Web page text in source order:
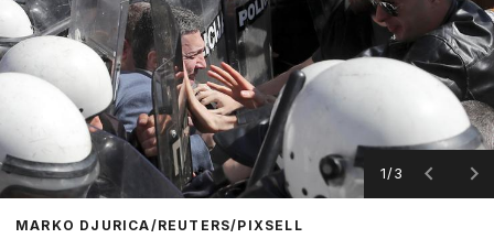
1/3
MARKO DJURICA/REUTERS/PIXSELL